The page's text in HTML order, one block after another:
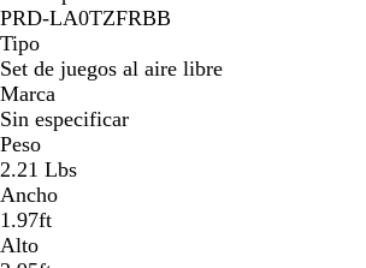
PRD-LA0TZFRBB
Tipo
Set de juegos al aire libre
Marca
Sin especificar
Peso
2.21 Lbs
Ancho
1.97ft
Alto